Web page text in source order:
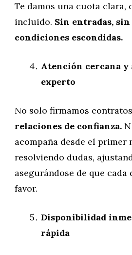
Te damos una cuota clara,
incluido. Sin entradas,
condiciones escondidas.
Atención cercana y
experto
No solo firmamos
relaciones de confianza.
acompaña desde el primer
resolviendo dudas,
asegurándose de que
favor.
Disponibilidad
rápida